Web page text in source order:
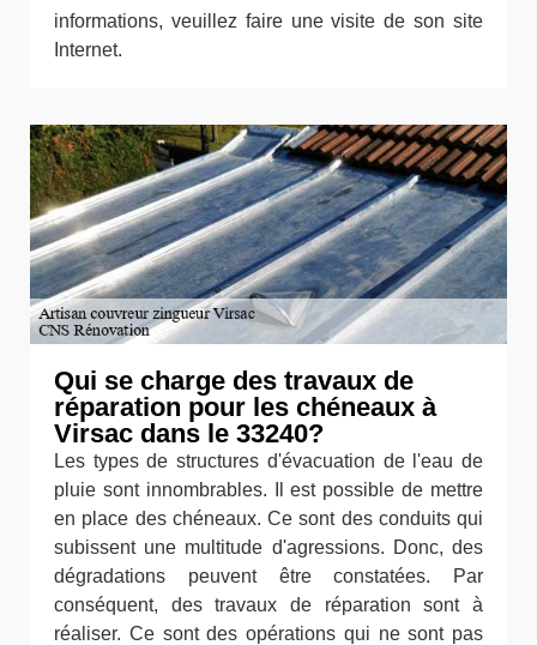
informations, veuillez faire une visite de son site
Internet.
Qui se charge des travaux de
réparation pour les chéneaux à
Virsac dans le 33240?
Les types de structures d'évacuation de l'eau de
pluie sont innombrables. Il est possible de mettre
en place des chéneaux. Ce sont des conduits qui
subissent une multitude d'agressions. Donc, des
dégradations peuvent être constatées. Par
conséquent, des travaux de réparation sont à
réaliser. Ce sont des opérations qui ne sont pas